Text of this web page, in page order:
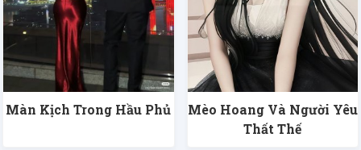
Màn Kịch Trong Hầu Phủ
Mèo Hoang Và Người Yêu
Thất Thế